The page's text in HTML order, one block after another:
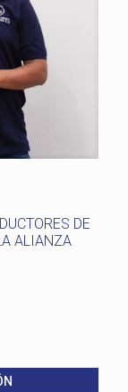
DE
ALIANZA